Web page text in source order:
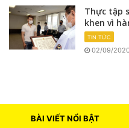
Thực tập
khen vì
TIN TỨC
02/09/2020
BÀI VIẾT NỔI BẬT